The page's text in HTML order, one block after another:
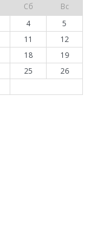
Сб
Вс
4
5
11
12
18
19
25
26